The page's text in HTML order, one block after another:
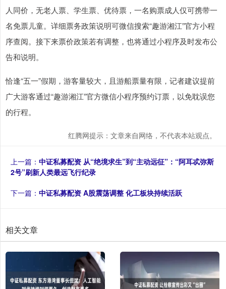
人同价，无老人票、学生票、优待票，一名购票成人仅可携带一
名免票儿童。详细票务政策说明可微信搜索“趣游湘江”官方小程
序查阅。接下来票价政策若有调整，也将通过小程序及时发布公
告和说明。
恰逢“五一”假期，游客量较大，且游船票量有限，记者建议提前
广大游客通过“趣游湘江”官方微信小程序预约订票，以免耽误您
的行程。
红腾网提示：文章来自网络，不代表本站观点。
上一篇： 中证私募配资 从“绝境求生”到“主动远征”：“阿耳忒弥斯
2号”刷新人类最远飞行纪录
下一篇： 中证私募配资 A股震荡调整 化工板块持续活跃
相关文章